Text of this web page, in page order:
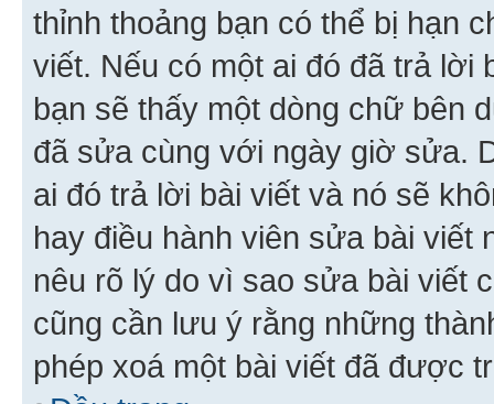
thỉnh thoảng bạn có thể bị hạn
viết. Nếu có một ai đó đã trả lời
bạn sẽ thấy một dòng chữ bên
đã sửa cùng với ngày giờ sửa.
ai đó trả lời bài viết và nó sẽ
hay điều hành viên sửa bài viết
nêu rõ lý do vì sao sửa bài viết
cũng cần lưu ý rằng những
phép xoá một bài viết đã được